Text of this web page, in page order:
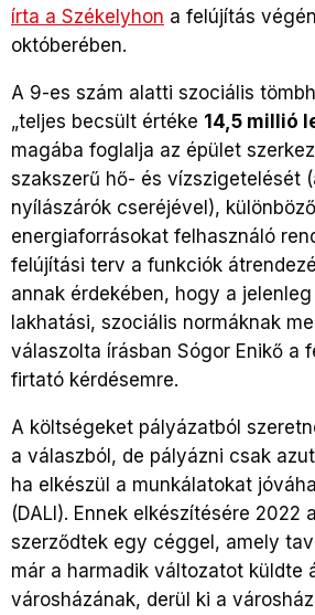
írta a Székelyhon a felújítás
októberében.
A 9-es szám alatti szociális
„teljes becsült értéke 14,5 millió
magába foglalja az épület
szakszerű hő- és vízszigetelését
nyílászárók cseréjével),
energiaforrásokat felhasználó
felújítási terv a funkciók
annak érdekében, hogy a
lakhatási, szociális normáknak
válaszolta írásban Sógor Enikő a
firtató kérdésemre.
A költségeket pályázatból
a válaszból, de pályázni csak
ha elkészül a munkálatokat
(DALI). Ennek elkészítésére 2022
szerződtek egy céggel, amely
már a harmadik változatot küldte
városházának, derül ki a